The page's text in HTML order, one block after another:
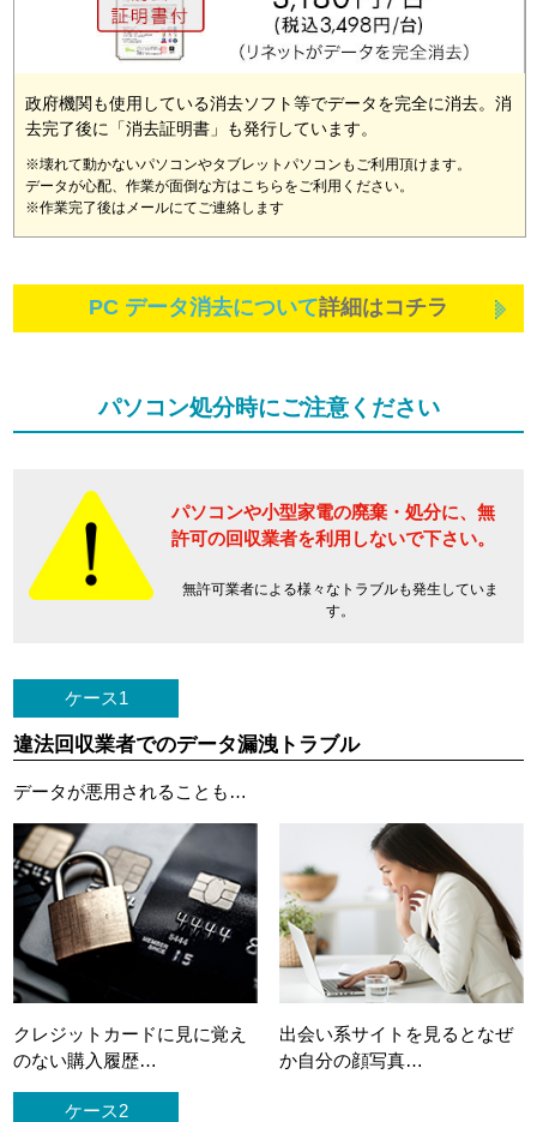
政府機関も使用している消去ソフト等でデータを完全に消去。消
去完了後に「消去証明書」も発行しています。
※壊れて動かないパソコンやタブレットパソコンもご利用頂けます。
データが心配、作業が面倒な方はこちらをご利用ください。
※作業完了後はメールにてご連絡します
PC データ消去について詳細はコチラ
パソコン処分時にご注意ください
パソコンや小型家電の廃棄・処分に、 無
許可の回収業者を利用しないで下さい。
無許可業者による様々なトラブルも発生していま
す。
ケース1
違法回収業者でのデータ漏洩トラブル
データが悪用されることも…
クレジットカードに 見に覚え
のない購入履歴…
出会い系サイトを見ると なぜ
か自分の顔写真…
ケース2